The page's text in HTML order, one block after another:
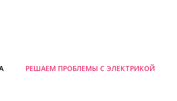
РЕШАЕМ ПРОБЛЕМЫ С ЭЛЕКТРИКОЙ